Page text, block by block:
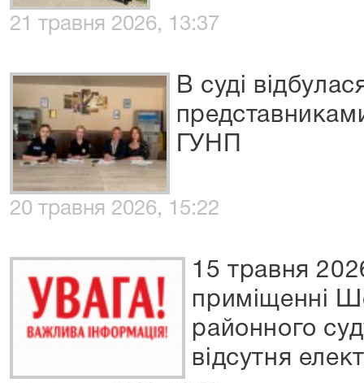
21 травня 2026, 13:37
В суді
ГУНП
20 травня 2026, 15:22
15 травня
приміщенні
районного
відсутня